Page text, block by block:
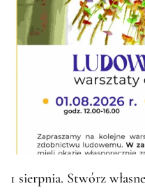
1 sierpnia. Stwórz